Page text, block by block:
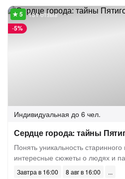
-5%
131 отзыв
Индивидуальная до 6 чел.
Сердце города: тайны
Понять уникальность
интересные сюжеты о людях и
Завтра в 16:00
8 авг в 16:00